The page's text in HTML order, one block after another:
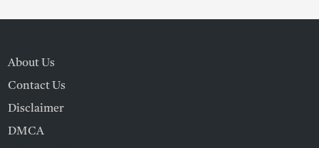
About Us
Contact Us
Disclaimer
DMCA